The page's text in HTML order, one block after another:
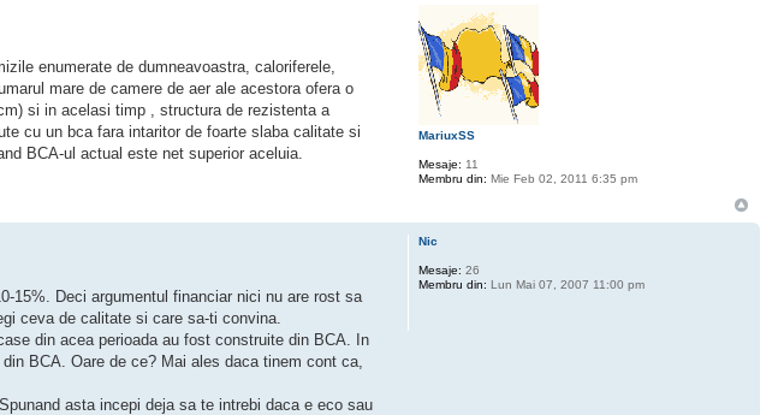
enumerate de dumneavoastra, caloriferele,
mare de camere de aer ale acestora ofera o
si in acelasi timp , structura de rezistenta a
cu un bca fara intaritor de foarte slaba calitate si
BCA-ul actual este net superior aceluia.
MariuxSS
Mesaje: 11
Membru din: Mie Feb 02, 2011 6:35 pm
15%. Deci argumentul financiar nici nu are rost sa
ceva de calitate si care sa-ti convina.
din acea perioada au fost construite din BCA. In
BCA. Oare de ce? Mai ales daca tinem cont ca,
asta incepi deja sa te intrebi daca e eco sau
Nic
Mesaje: 26
Membru din: Lun Mai 07, 2007 11:00 pm